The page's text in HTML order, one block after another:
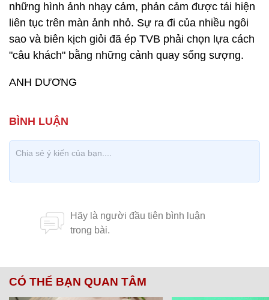
những hình ảnh nhạy cảm, phản cảm được tái hiện
liên tục trên màn ảnh nhỏ. Sự ra đi của nhiều ngôi
sao và biên kịch giỏi đã ép TVB phải chọn lựa cách
"câu khách" bằng những cảnh quay sống sượng.
ANH DƯƠNG
CÓ THỂ BẠN QUAN TÂM